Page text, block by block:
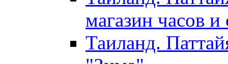
магазин часов
Таиланд.